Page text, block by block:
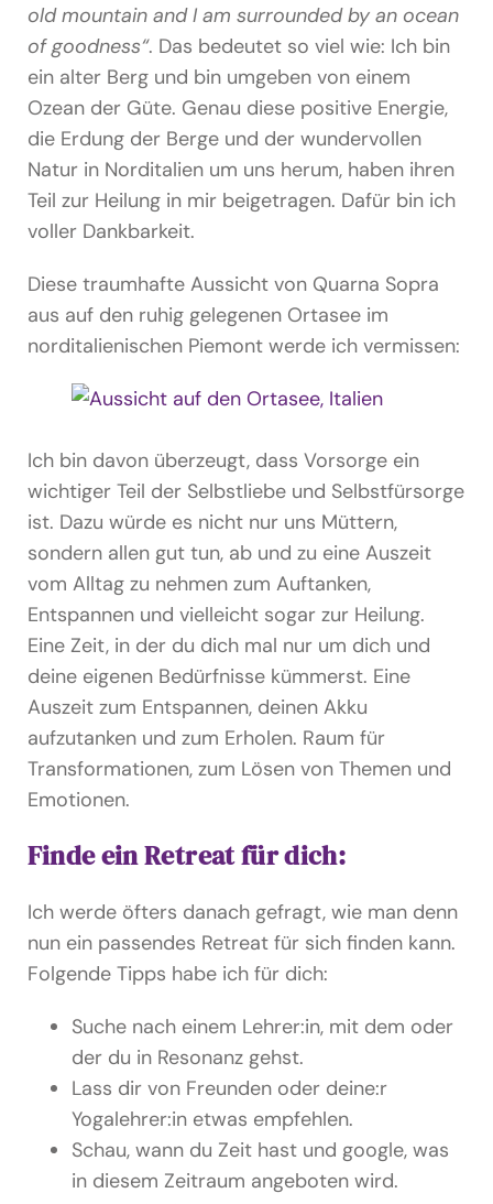
old mountain and I am surrounded by an ocean
of goodness“. Das bedeutet so viel wie: Ich bin
ein alter Berg und bin umgeben von einem
Ozean der Güte. Genau diese positive Energie,
die Erdung der Berge und der wundervollen
Natur in Norditalien um uns herum, haben ihren
Teil zur Heilung in mir beigetragen. Dafür bin ich
voller Dankbarkeit.
Diese traumhafte Aussicht von Quarna Sopra
aus auf den ruhig gelegenen Ortasee im
norditalienischen Piemont werde ich vermissen:
Ich bin davon überzeugt, dass Vorsorge ein
wichtiger Teil der Selbstliebe und Selbstfürsorge
ist. Dazu würde es nicht nur uns Müttern,
sondern allen gut tun, ab und zu eine Auszeit
vom Alltag zu nehmen zum Auftanken,
Entspannen und vielleicht sogar zur Heilung.
Eine Zeit, in der du dich mal nur um dich und
deine eigenen Bedürfnisse kümmerst. Eine
Auszeit zum Entspannen, deinen Akku
aufzutanken und zum Erholen. Raum für
Transformationen, zum Lösen von Themen und
Emotionen.
Finde ein Retreat für dich:
Ich werde öfters danach gefragt, wie man denn
nun ein passendes Retreat für sich finden kann.
Folgende Tipps habe ich für dich:
Suche nach einem Lehrer:in, mit dem oder
der du in Resonanz gehst.
Lass dir von Freunden oder deine:r
Yogalehrer:in etwas empfehlen.
Schau, wann du Zeit hast und google, was
in diesem Zeitraum angeboten wird.